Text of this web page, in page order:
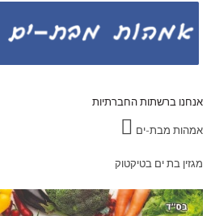
אנחנו ברשתות החברתיות
אמהות מבת-ים
מגזין בת ים בטיקטוק